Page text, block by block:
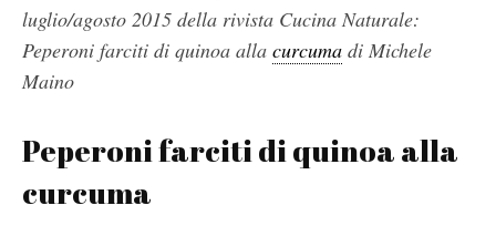
luglio/agosto 2015 della rivista Cucina Naturale:
Peperoni farciti di quinoa alla curcuma di Michele
Maino
Peperoni farciti di quinoa alla
curcuma